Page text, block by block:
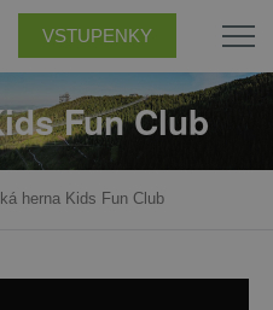
VSTUPENKY
Fun Club
herna Kids Fun Club